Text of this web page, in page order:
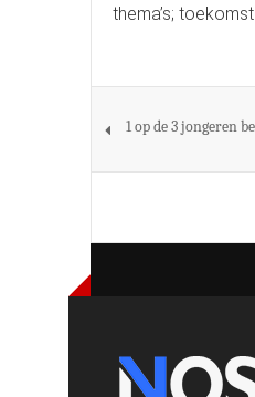
thema’s;
1 op de 3 jongeren